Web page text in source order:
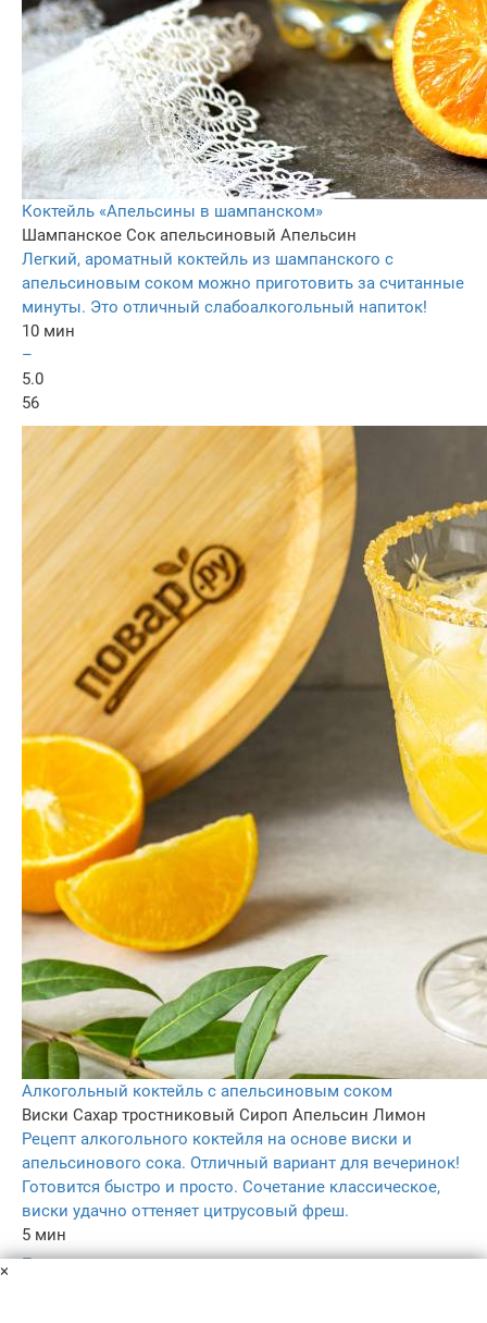
Коктейль «Апельсины в шампанском»
Шампанское Сок апельсиновый Апельсин
Легкий, ароматный коктейль из шампанского с
апельсиновым соком можно приготовить за считанные
минуты. Это отличный слабоалкогольный напиток!
10 мин
–
5.0
56
Алкогольный коктейль с апельсиновым соком
Виски Сахар тростниковый Сироп Апельсин Лимон
Рецепт алкогольного коктейля на основе виски и
апельсинового сока. Отличный вариант для вечеринок!
Готовится быстро и просто. Сочетание классическое,
виски удачно оттеняет цитрусовый фреш.
5 мин
–
×